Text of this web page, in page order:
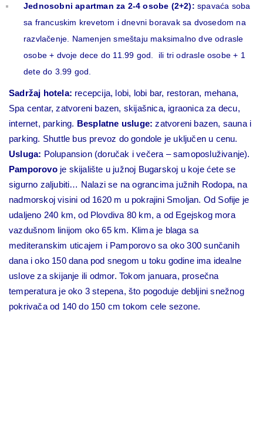
Jednosobni apartman za 2-4 osobe (2+2): spavaća soba
sa francuskim krevetom i dnevni boravak sa dvosedom na
razvlačenje. Namenjen smeštaju maksimalno dve odrasle
osobe + dvoje dece do 11.99 god. ili tri odrasle osobe + 1
dete do 3.99 god.
Sadržaj hotela: recepcija, lobi, lobi bar, restoran, mehana,
Spa centar, zatvoreni bazen, skijašnica, igraonica za decu,
internet, parking. Besplatne usluge:zatvoreni bazen, sauna i
parking. Shuttle bus prevoz do gondole je uključen u cenu.
Usluga: Polupansion (doručak i večera – samoposluživanje).
Pamporovoje skijalište u južnoj Bugarskoj u koje ćete se
sigurno zaljubiti… Nalazi se na ograncima južnih Rodopa, na
nadmorskoj visini od 1620 m u pokrajini Smoljan. Od Sofije je
udaljeno 240 km, od Plovdiva 80 km, a od Egejskog mora
vazdušnom linijom oko 65 km. Klima je blaga sa
mediteranskim uticajem i Pamporovo sa oko 300 sunčanih
dana i oko 150 dana pod snegom u toku godine ima idealne
uslove za skijanje ili odmor. Tokom januara, prosečna
temperatura je oko 3 stepena, što pogoduje debljini snežnog
pokrivača od 140 do 150 cm tokom cele sezone.